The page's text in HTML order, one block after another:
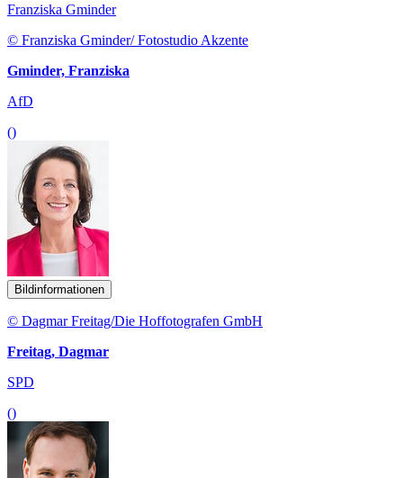
Franziska Gminder
© Franziska Gminder/ Fotostudio Akzente
Gminder, Franziska
AfD
()
Bildinformationen
© Dagmar Freitag/Die Hoffotografen GmbH
Freitag, Dagmar
SPD
()